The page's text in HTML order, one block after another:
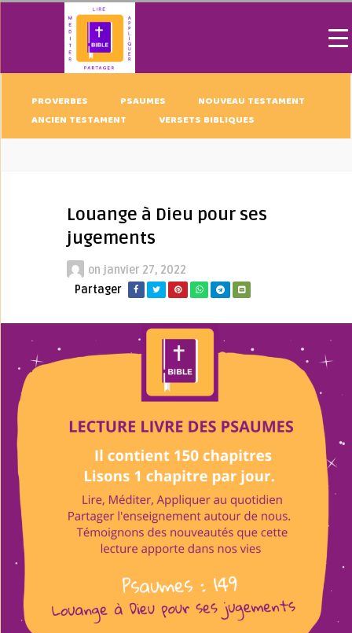
PROVERBES PSAUMES
NOUVEAU TESTAMENT
ANCIEN TESTAMENT
VERSETS BIBLIQUES
Louange à Dieu pour ses
jugements
on janvier 27, 2022
Partager